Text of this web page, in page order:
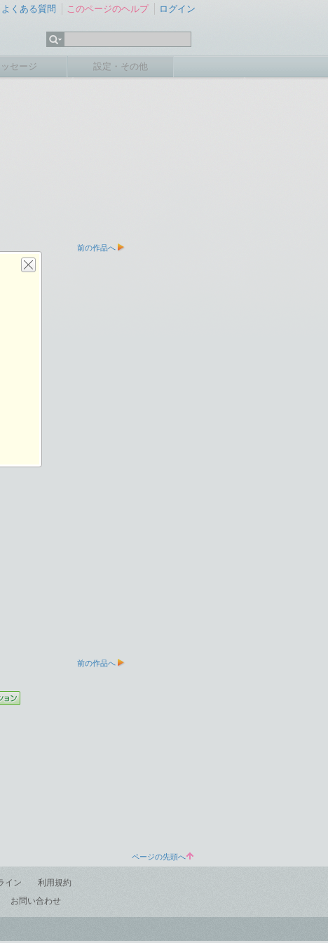
よくある質問 このページのヘルプ ログイン
ッセージ 設定・その他
前の作品へ
前の作品へ
ページの先頭へ
イン
利用規約
お問い合わせ